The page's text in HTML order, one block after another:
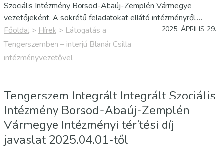
Szociális Intézmény Borsod-Abaúj-Zemplén Vármegye
vezetőjeként. A sokrétű feladatokat ellátó intézményről,
illetve az intézmény legfiatalabb tagjaként megnyitott zsujtai
idősek otthonáról kérdeztük.
Főoldal > Hírek > Látogatás a
Tengerszemben – interjú Blanár Csilla
intézményvezetővel
2025. ÁPRILIS 29.
Tengerszem Integrált Integrált Szociális
Intézmény Borsod-Abaúj-Zemplén
Vármegye Intézményi térítési díj
javaslat 2025.04.01-től